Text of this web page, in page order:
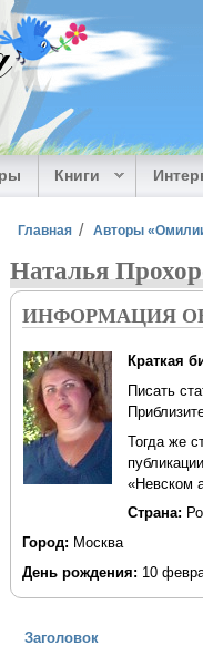
Книги
Вы здесь
Главная Авторы
Наталья
ИНФОРМАЦИЯ
Краткая
Писать
Тогда же
«Невском
Страна:
Город: Москва
День рождения: 10
Заголовок